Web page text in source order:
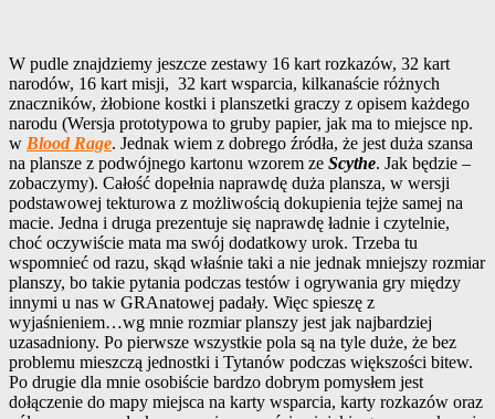
W pudle znajdziemy jeszcze zestawy 16 kart rozkazów, 32 kart
narodów, 16 kart misji, 32 kart wsparcia, kilkanaście różnych
znaczników, żłobione kostki i planszetki graczy z opisem każdego
narodu (Wersja prototypowa to gruby papier, jak ma to miejsce np.
w Blood Rage. Jednak wiem z dobrego źródła, że jest duża szansa
na plansze z podwójnego kartonu wzorem ze Scythe. Jak będzie –
zobaczymy). Całość dopełnia naprawdę duża plansza, w wersji
podstawowej tekturowa z możliwością dokupienia tejże samej na
macie. Jedna i druga prezentuje się naprawdę ładnie i czytelnie,
choć oczywiście mata ma swój dodatkowy urok. Trzeba tu
wspomnieć od razu, skąd właśnie taki a nie jednak mniejszy rozmiar
planszy, bo takie pytania podczas testów i ogrywania gry między
innymi u nas w GRAnatowej padały. Więc spieszę z
wyjaśnieniem…wg mnie rozmiar planszy jest jak najbardziej
uzasadniony. Po pierwsze wszystkie pola są na tyle duże, że bez
problemu mieszczą jednostki i Tytanów podczas większości bitew.
Po drugie dla mnie osobiście bardzo dobrym pomysłem jest
dołączenie do mapy miejsca na karty wsparcia, karty rozkazów oraz